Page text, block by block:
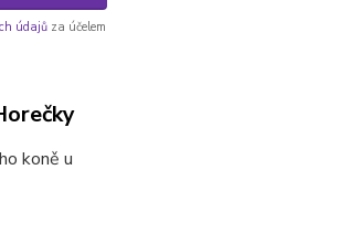
údajů za účelem
koně u